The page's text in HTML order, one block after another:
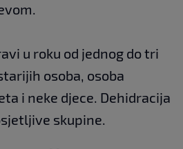
u roku od jednog do tri
osoba, osoba
i neke djece. Dehidracija
skupine.